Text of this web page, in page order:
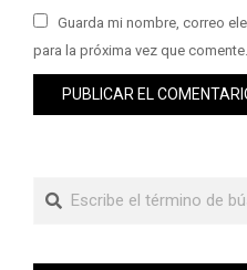
Guarda mi nombre, correo
para la próxima vez que comente.